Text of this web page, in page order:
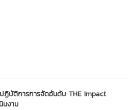
ฏิบัติการการจัดอันดับ THE Impact
นงาน